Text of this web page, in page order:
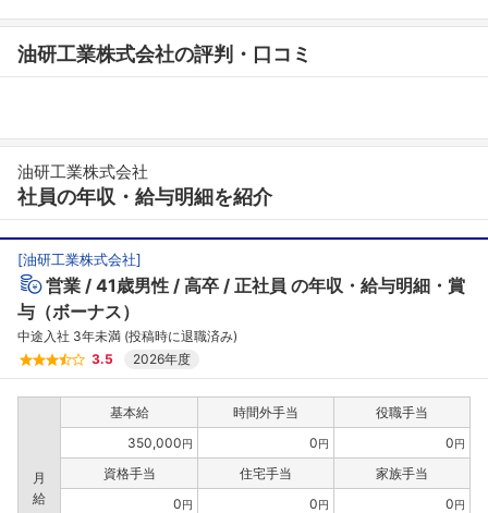
油研工業株式会社の評判・口コミ
油研工業株式会社
社員の年収・給与明細を紹介
[油研工業株式会社]
営業 41歳男性 高卒 正社員 の年収・給与明細・賞
与（ボーナス）
中途入社 3年未満 (投稿時に退職済み)
3.5
2026年度
月
給
基本給 時間外手当
役職手当
350,000円 0円 0円
資格手当 住宅手当
家族手当
0円 0円 0円